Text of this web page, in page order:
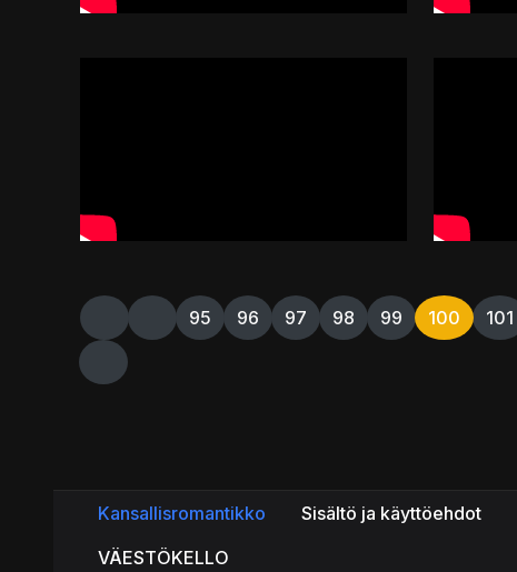
95 96 97 98 99 100 101
Kansallisromantikko Sisältö ja käyttöehdot
VÄESTÖKELLO